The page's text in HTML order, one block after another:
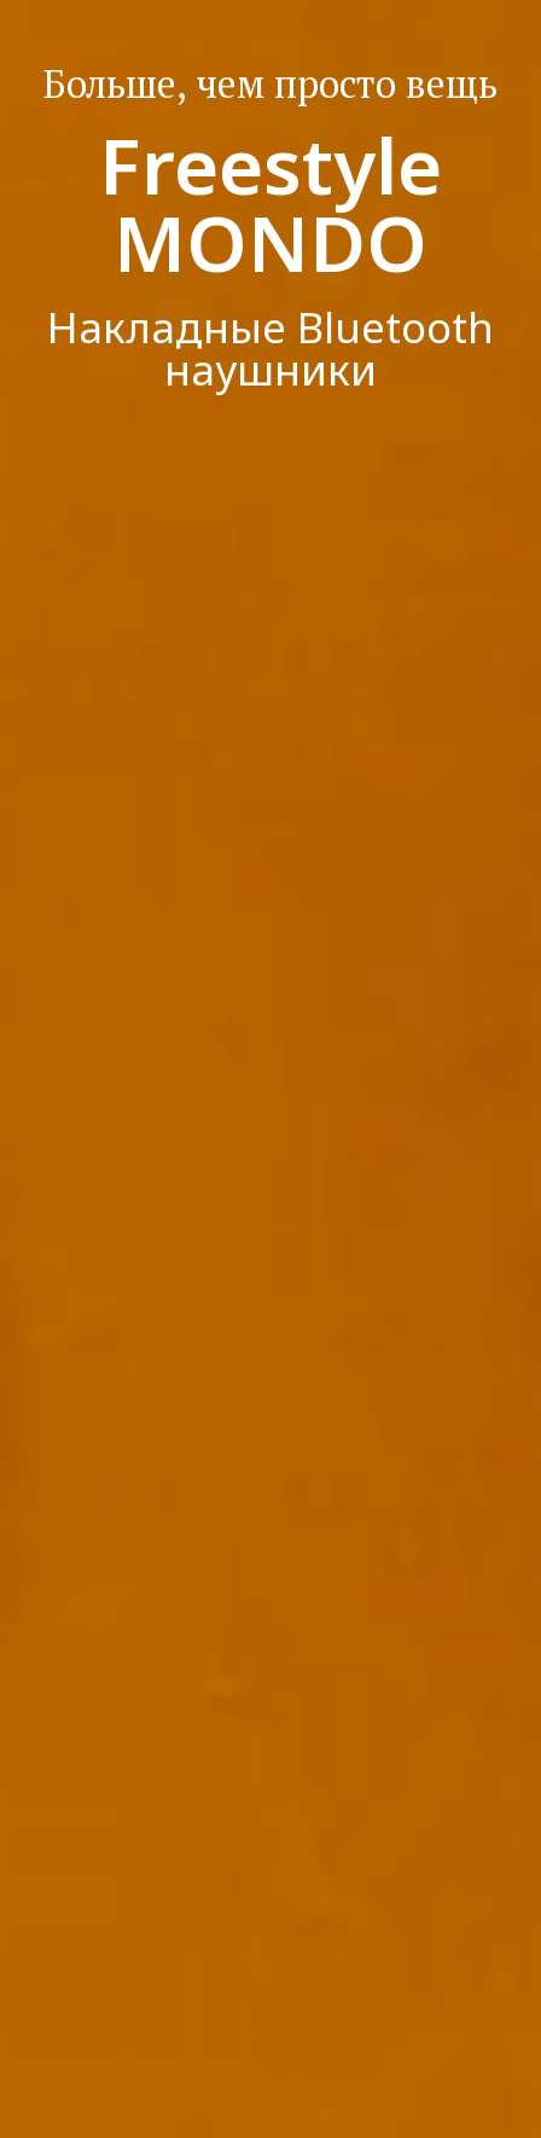
Больше, чем просто вещь
Freestyle
MONDO
Накладные Bluetooth
наушники